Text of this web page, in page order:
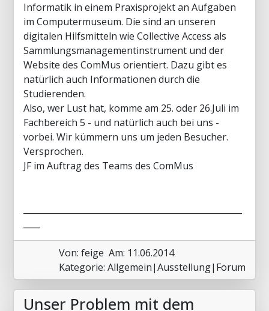
Informatik in einem Praxisprojekt an Aufgaben
im Computermuseum. Die sind an unseren
digitalen Hilfsmitteln wie Collective Access als
Sammlungsmanagementinstrument und der
Website des ComMus orientiert. Dazu gibt es
natürlich auch Informationen durch die
Studierenden.
Also, wer Lust hat, komme am 25. oder 26.Juli im
Fachbereich 5 - und natürlich auch bei uns -
vorbei. Wir kümmern uns um jeden Besucher.
Versprochen.
JF im Auftrag des Teams des ComMus
Von: feige Am: 11.06.2014
Kategorie: Allgemein|Ausstellung|Forum
Unser Problem mit dem